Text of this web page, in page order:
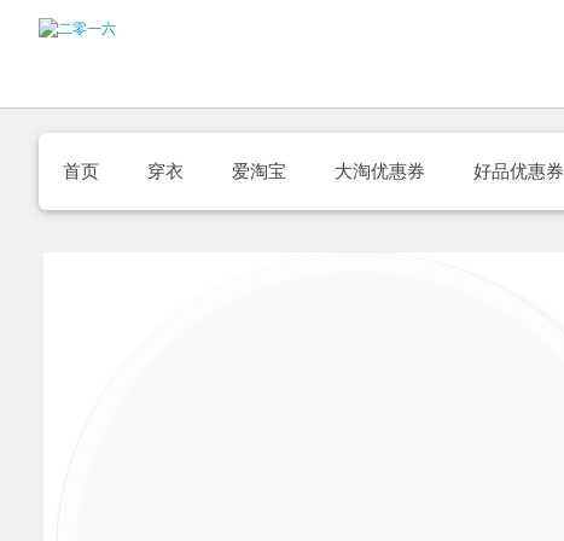
首页 穿衣 爱淘宝 大淘优惠券 好品优惠券